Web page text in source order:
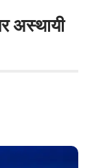
अस्थायी